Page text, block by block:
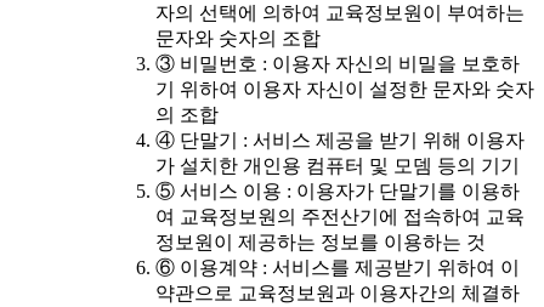
자의 선택에 의하여 교육정보원이 부여하는
문자와 숫자의 조합
③ 비밀번호 : 이용자 자신의 비밀을 보호하
기 위하여 이용자 자신이 설정한 문자와 숫자
의 조합
④ 단말기 : 서비스 제공을 받기 위해 이용자
가 설치한 개인용 컴퓨터 및 모뎀 등의 기기
⑤ 서비스 이용 : 이용자가 단말기를 이용하
여 교육정보원의 주전산기에 접속하여 교육
정보원이 제공하는 정보를 이용하는 것
⑥ 이용계약 : 서비스를 제공받기 위하여 이
약관으로 교육정보원과 이용자간의 체결하